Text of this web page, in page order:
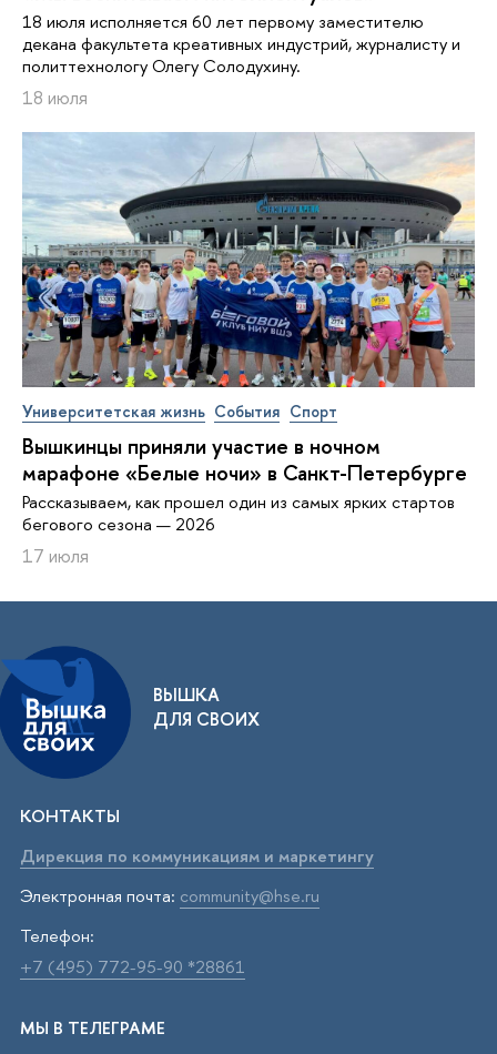
18 июля исполняется 60 лет первому заместителю
декана факультета креативных индустрий, журналисту и
политтехнологу Олегу Солодухину.
18 июля
Университетская жизнь События Спорт
Вышкинцы приняли участие в ночном
марафоне «Белые ночи» в Санкт-Петербурге
Рассказываем, как прошел один из самых ярких стартов
бегового сезона — 2026
17 июля
ВЫШКА
ДЛЯ СВОИХ
КОНТАКТЫ
Дирекция по коммуникациям и маркетингу
Электронная почта: community@hse.ru
Телефон:
+7 (495) 772-95-90 *28861
МЫ В ТЕЛЕГРАМЕ